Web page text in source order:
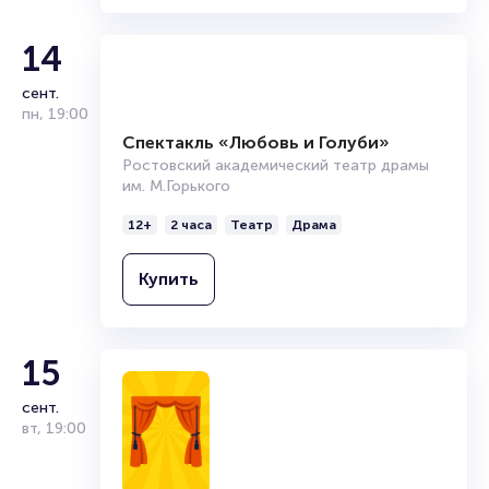
14
сент.
пн, 19:00
Спектакль «Любовь и Голуби»
Ростовский академический театр драмы
12+ 2 часа
15